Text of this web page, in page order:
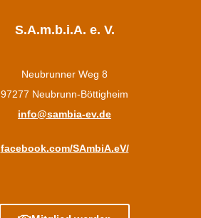
S.A.m.b.i.A. e. V.
Neubrunner Weg 8
97277 Neubrunn-Böttigheim
info@sambia-ev.de
facebook.com/SAmbiA.eV/